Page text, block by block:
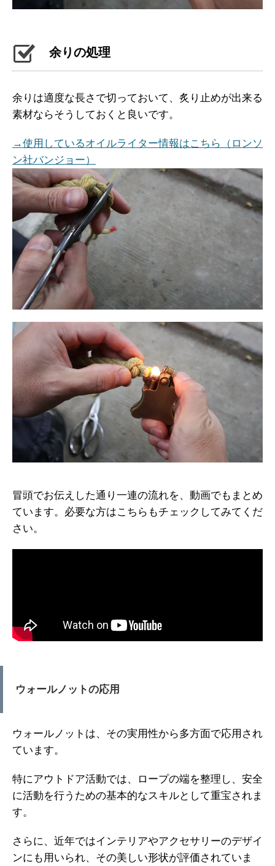
余りの処理
余りは適度な長さで切っておいて、炙り止めが出来る
素材ならそうしておくと良いです。
→使用しているオイルライター情報はこちら（ロンソ
ン社バンジョー）
冒頭でお伝えした通り一連の流れを、動画でもまとめ
ています。必要な方はこちらもチェックしてみてくだ
さい。
ウォールノットの応用
ウォールノットは、その実用性から多方面で応用され
ています。
特にアウトドア活動では、ロープの端を整理し、安全
に活動を行うための基本的なスキルとして重宝されま
す。
さらに、近年ではインテリアやアクセサリーのデザイ
ンにも用いられ、その美しい形状が評価されていま